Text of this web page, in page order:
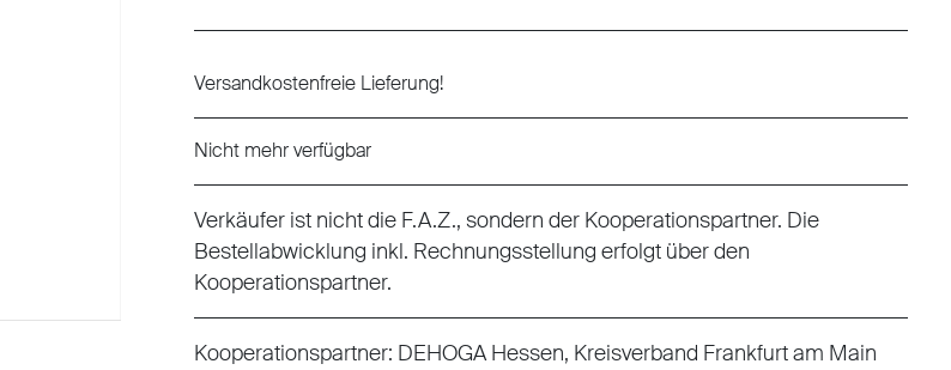
Versandkostenfreie Lieferung!
Nicht mehr verfügbar
Verkäufer ist nicht die F.A.Z., sondern der Kooperationspartner. Die
Bestellabwicklung inkl. Rechnungsstellung erfolgt über den
Kooperationspartner.
Kooperationspartner: DEHOGA Hessen, Kreisverband Frankfurt am Main